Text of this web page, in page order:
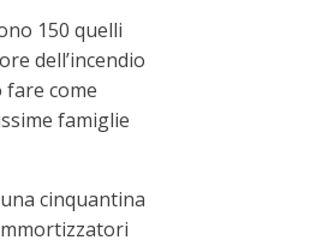
150 quelli
dell’incendio
fare come
famiglie
cinquantina